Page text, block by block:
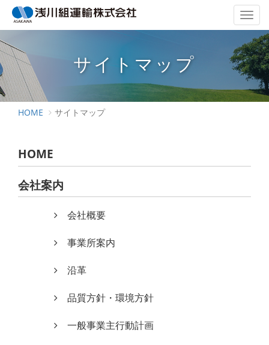
サイトマップ
HOME サイトマップ
HOME
会社案内
会社概要
事業所案内
沿革
品質方針・環境方針
一般事業主行動計画